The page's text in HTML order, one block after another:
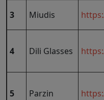
3 Miudis
4 Dili Glasses
5 Parzin